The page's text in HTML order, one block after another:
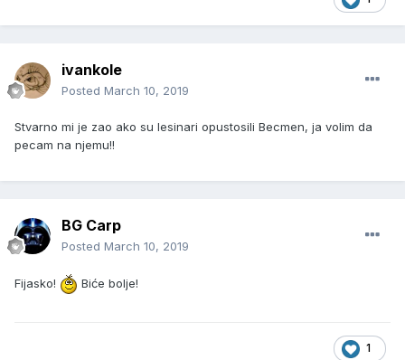
ivankole
Posted March 10, 2019
Stvarno mi je zao ako su lesinari opustosili Becmen, ja volim da
pecam na njemu!!
BG Carp
Posted March 10, 2019
Fijasko! Biće bolje!
1